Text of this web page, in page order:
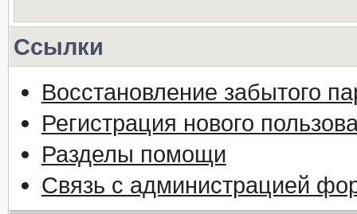
Ссылки
Восстановление забытого
Регистрация нового
Разделы помощи
Связь с администрацией